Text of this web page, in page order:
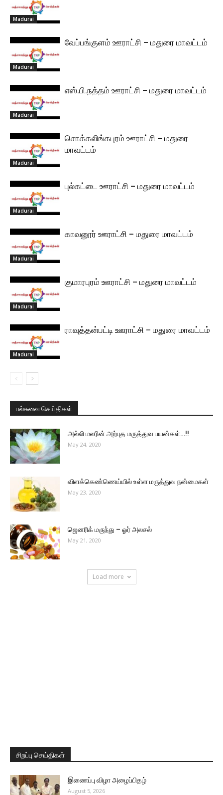
Madurai
Madurai
வேப்பங்குளம் ஊராட்சி – மதுரை மாவட்டம்
Madurai
எஸ்.பி.நத்தம் ஊராட்சி – மதுரை மாவட்டம்
Madurai
சொக்கலிங்கபுரம் ஊராட்சி – மதுரை
மாவட்டம்
Madurai
புல்கட்டை ஊராட்சி – மதுரை மாவட்டம்
Madurai
காவனூர் ஊராட்சி – மதுரை மாவட்டம்
Madurai
குமாரபுரம் ஊராட்சி – மதுரை மாவட்டம்
Madurai
ராவுத்தன்பட்டி ஊராட்சி – மதுரை மாவட்டம்
பல்சுவை செய்திகள்
அல்லி மலரின் அற்புத மருத்துவ பயன்கள்…!!
May 24, 2020
விளக்கெண்ணெய்யில் உள்ள மருத்துவ நன்மைகள்
May 23, 2020
ஜெனரிக் மருந்து – ஓர் அலசல்
May 21, 2020
Load more
சிறப்பு செய்திகள்
இணைப்பு விழா அழைப்பிதழ்
August 5, 2026